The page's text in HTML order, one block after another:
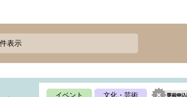
表示
イベント 文化・芸術